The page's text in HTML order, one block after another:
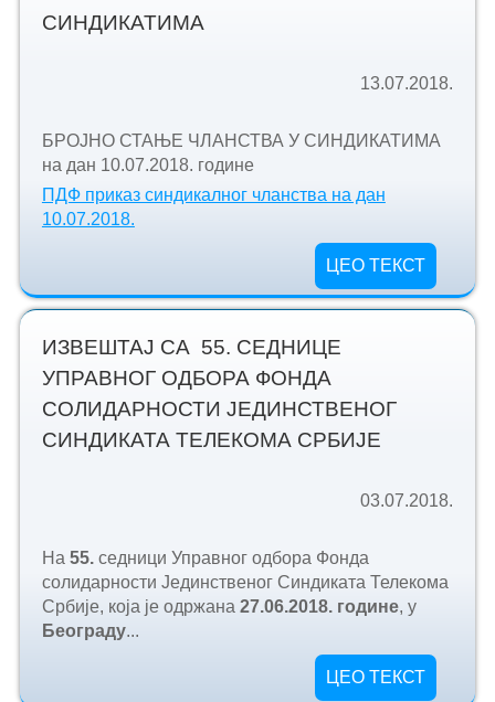
СИНДИКАТИМА
13.07.2018.
БРОЈНО СТАЊЕ ЧЛАНСТВА У СИНДИКАТИМА
на дан 10.07.2018. године
ПДФ приказ синдикалног чланства на дан
10.07.2018.
ЦЕО ТЕКСТ
ИЗВЕШТАЈ СА 55. СЕДНИЦЕ
УПРАВНОГ ОДБОРА ФОНДА
СОЛИДАРНОСТИ ЈЕДИНСТВЕНОГ
СИНДИКАТА ТЕЛЕКОМА СРБИЈЕ
03.07.2018.
На 55. седници Управног одбора Фонда
солидарности Јединственог Синдиката Телекома
Србије, која је одржана 27.06.2018. године, у
Београду...
ЦЕО ТЕКСТ